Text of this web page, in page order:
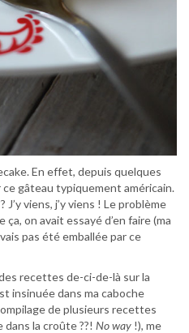
En effet, depuis quelques
gâteau typiquement américain.
viens, j’y viens ! Le problème
ça, on avait essayé d’en faire (ma
pas été emballée par ce
recettes de-ci-de-là sur la
insinuée dans ma caboche
de plusieurs recettes
la croûte ??! No way !), me